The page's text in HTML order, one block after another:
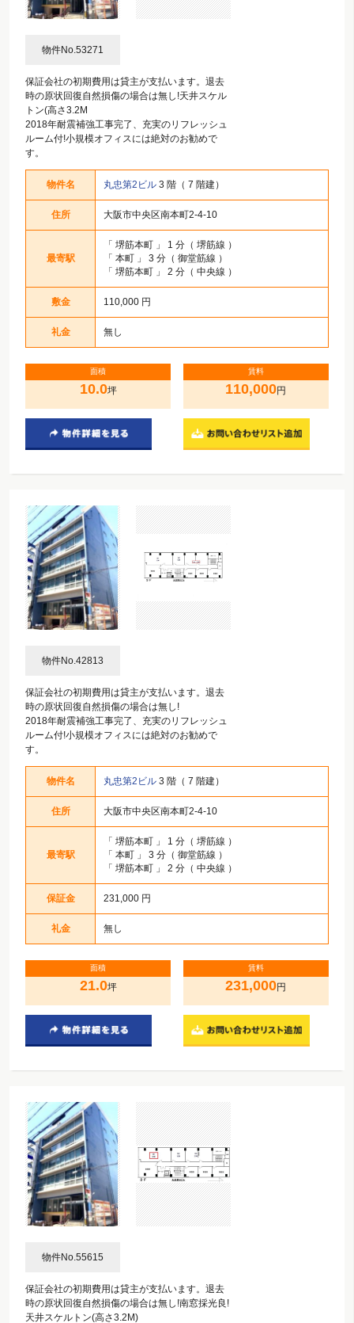
物件No.53271
保証会社の初期費用は貸主が支払います。退去
時の原状回復自然損傷の場合は無し!天井スケル
トン(高さ3.2M
2018年耐震補強工事完了、充実のリフレッシュ
ルーム付!小規模オフィスには絶対のお勧めで
す。
物件名 丸忠第2ビル 3 階（ 7 階建）
住所 大阪市中央区南本町2-4-10
最寄駅
「 堺筋本町 」 1 分（ 堺筋線 ）
「 本町 」 3 分（ 御堂筋線 ）
「 堺筋本町 」 2 分（ 中央線 ）
敷金 110,000 円
礼金 無し
面積
10.0坪
賃料
110,000円
物件No.42813
保証会社の初期費用は貸主が支払います。退去
時の原状回復自然損傷の場合は無し!
2018年耐震補強工事完了、充実のリフレッシュ
ルーム付!小規模オフィスには絶対のお勧めで
す。
物件名 丸忠第2ビル 3 階（ 7 階建）
住所 大阪市中央区南本町2-4-10
最寄駅
「 堺筋本町 」 1 分（ 堺筋線 ）
「 本町 」 3 分（ 御堂筋線 ）
「 堺筋本町 」 2 分（ 中央線 ）
保証金 231,000 円
礼金 無し
面積
21.0坪
賃料
231,000円
物件No.55615
保証会社の初期費用は貸主が支払います。退去
時の原状回復自然損傷の場合は無し!南窓採光良!
天井スケルトン(高さ3.2M)